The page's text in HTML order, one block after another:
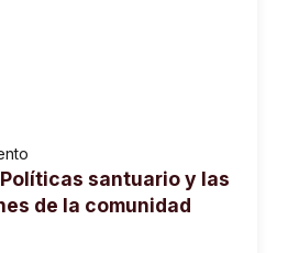
santuario y las
de la comunidad